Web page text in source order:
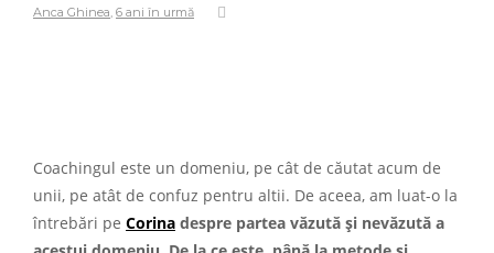
Anca Ghinea, 6 ani în urmă
Coachingul este un domeniu, pe cât de căutat acum de
unii, pe atât de confuz pentru altii. De aceea, am luat-o la
întrebări pe Corina despre partea văzută și nevăzută a